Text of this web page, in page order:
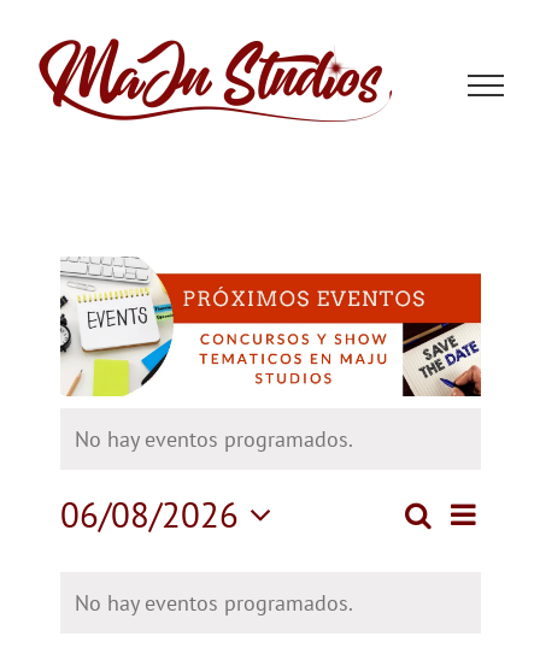
contenido
No hay eventos programados.
Buscar
Mes
06/08/2026
la
fecha.
Calendario
No hay eventos programados.